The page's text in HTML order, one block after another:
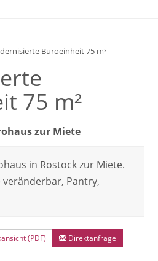
Büroeinheit 75 m²
75 m²
zur Miete
in Rostock zur Miete.
Pantry,
(PDF) Direktanfrage